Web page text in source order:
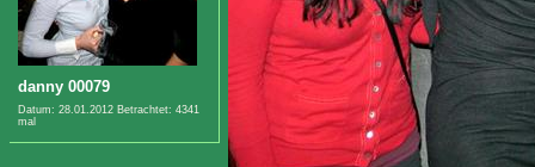
danny 00079
Datum: 28.01.2012 Betrachtet: 4341
mal